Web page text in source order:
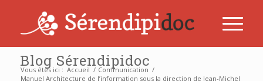
Blog Sérendipidoc
Vous êtes ici : Accueil / Communication /
Manuel Architecture de l’information sous la direction de Jean-Michel